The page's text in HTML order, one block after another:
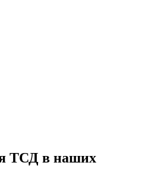
ТСД в наших